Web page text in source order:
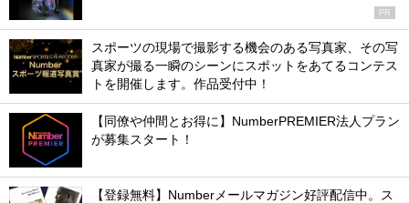
PR
スポーツの現場で撮影する機会のある写真家、その写
真家が撮る一瞬のシーンにスポットをあてるコンテス
トを開催します。作品受付中！
【同僚や仲間とお得に】NumberPREMIER法人プラン
が募集スタート！
【登録無料】Numberメールマガジン好評配信中。ス